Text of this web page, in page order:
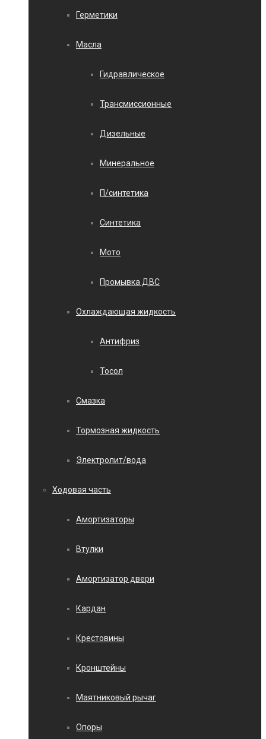
Герметики
Масла
Гидравлическое
Трансмиссионные
Дизельные
Минеральное
П/синтетика
Синтетика
Мото
Промывка ДВС
Охлаждающая жидкость
Антифриз
Тосол
Смазка
Тормозная жидкость
Электролит/вода
Ходовая часть
Амортизаторы
Втулки
Амортизатор двери
Кардан
Крестовины
Кронштейны
Маятниковый рычаг
Опоры